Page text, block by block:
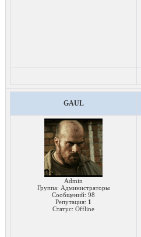
GAUL
Admin
Группа: Администраторы
Сообщений: 98
Репутация: 1
Статус: Offline